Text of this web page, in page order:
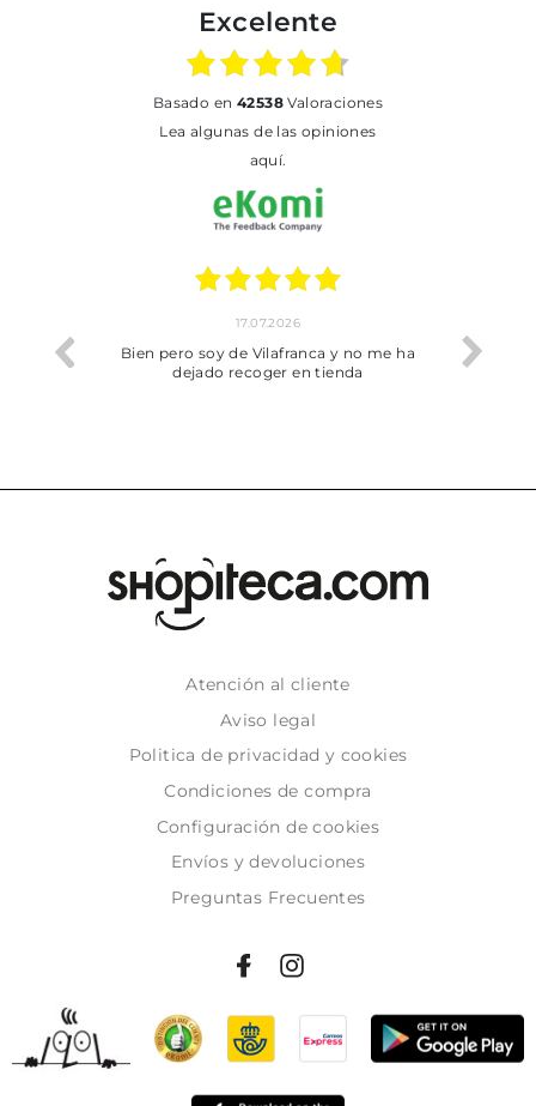
Excelente
basado en 42538Valoraciones
Lea algunas de las opiniones
aquí.
trobat
17.07.2026
Bien pero soy de Vilafranca y no me ha
dejado recoger en tienda
Atención al cliente
Aviso legal
Politica de privacidad y cookies
Condiciones de compra
Configuración de cookies
Envíos y devoluciones
Preguntas Frecuentes